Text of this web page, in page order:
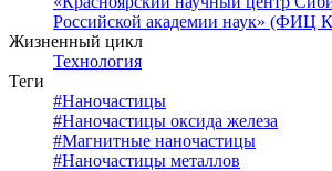
Российской академии наук»
Жизненный цикл
Технология
Теги
#Наночастицы
#Наночастицы оксида железа
#Магнитные наночастицы
#Наночастицы металлов